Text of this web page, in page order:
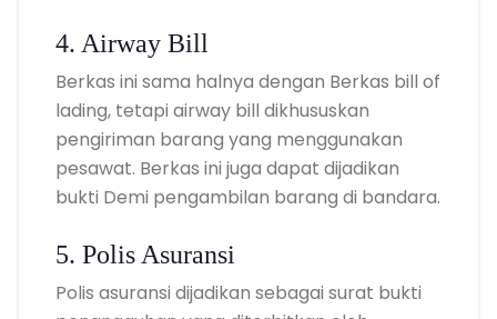
4. Airway Bill
Berkas ini sama halnya dengan Berkas bill of
lading, tetapi airway bill dikhususkan
pengiriman barang yang menggunakan
pesawat. Berkas ini juga dapat dijadikan
bukti Demi pengambilan barang di bandara.
5. Polis Asuransi
Polis asuransi dijadikan sebagai surat bukti